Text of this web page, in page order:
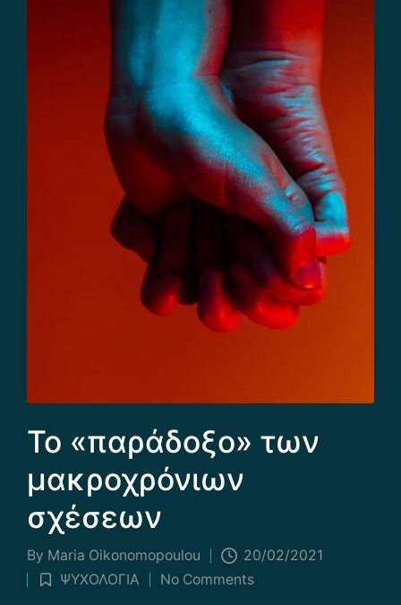
Το «παράδοξο» των
μακροχρόνιων
σχέσεων
Posted
by
By Maria Οikonomopoulou 20/02/2021
Posted
ΨΥΧΟΛΟΓΙΑ No Comments